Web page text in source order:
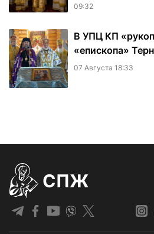
09:32
В УПЦ КП
«епископа»
07 Августа 18:33
СПЖ